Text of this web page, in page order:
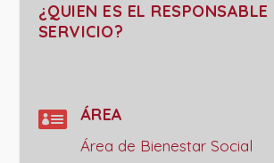
¿QUIEN ES EL RESPONSABLE
SERVICIO?
 ÁREA
Área de Bienestar Social